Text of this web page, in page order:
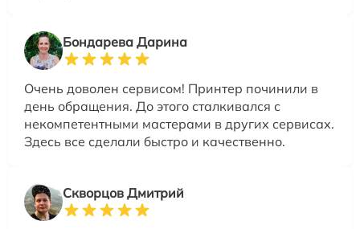
Бондарева Дарина
Очень доволен сервисом! Принтер починили в
день обращения. До этого сталкивался с
некомпетентными мастерами в других сервисах.
Здесь все сделали быстро и качественно.
Скворцов Дмитрий